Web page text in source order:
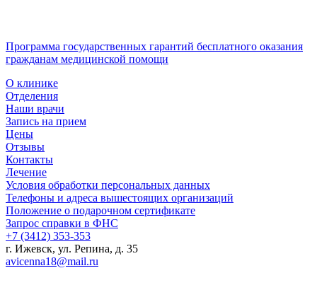
Программа государственных гарантий бесплатного оказания
гражданам медицинской помощи
О клинике
Отделения
Наши врачи
Запись на прием
Цены
Отзывы
Контакты
Лечение
Условия обработки персональных данных
Телефоны и адреса вышестоящих организаций
Положение о подарочном сертификате
Запрос справки в ФНС
+7 (3412) 353-353
г. Ижевск, ул. Репина, д. 35
avicenna18@mail.ru